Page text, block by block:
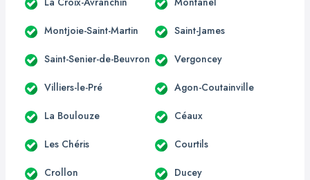
Montjoie-Saint-Martin Saint-James
Saint-Senier-de-Beuvron Vergoncey
Villiers-le-Pré Agon-Coutainville
La Boulouze Céaux
Les Chéris Courtils
Crollon Ducey